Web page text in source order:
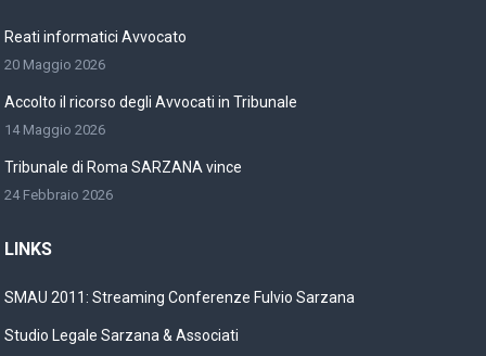
Reati informatici Avvocato
20 Maggio 2026
Accolto il ricorso degli Avvocati in Tribunale
14 Maggio 2026
Tribunale di Roma SARZANA vince
24 Febbraio 2026
LINKS
SMAU 2011: Streaming Conferenze Fulvio Sarzana
Studio Legale Sarzana & Associati